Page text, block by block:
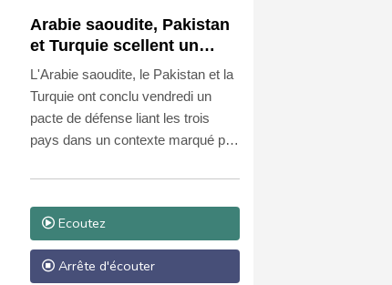
membres du personnel scolaire.
Arabie saoudite, Pakistan
et Turquie scellent un
pacte de défense en pleine
guerre au Moyen-Orient
L'Arabie saoudite, le Pakistan et la
Turquie ont conclu vendredi un
pacte de défense liant les trois
pays dans un contexte marqué par
saoudien et la guerre au Moyen-
Orient.
Ecoutez
Arrête d'écouter